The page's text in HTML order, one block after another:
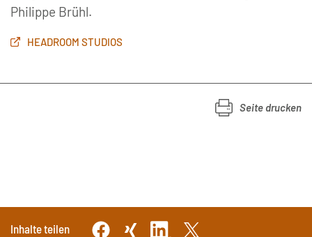
Philippe Brühl.
HEADROOM STUDIOS
Seite drucken
Inhalte teilen